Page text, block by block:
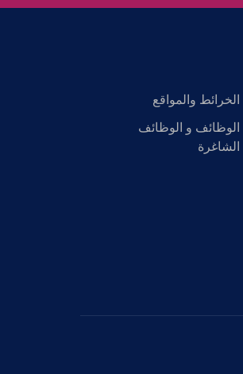
الخرائط والمواقع
الوظائف و الوظائف
الشاغرة